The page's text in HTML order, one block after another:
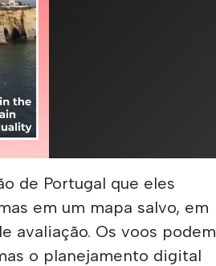
de Portugal que eles
em um mapa salvo, em
avaliação. Os voos podem
o planejamento digital